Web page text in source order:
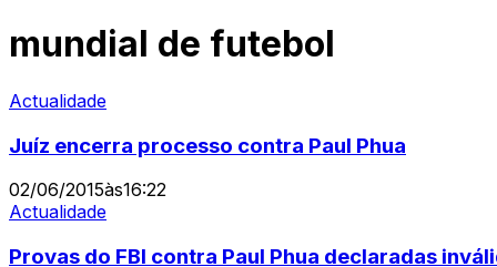
mundial de futebol
Actualidade
Juíz encerra processo contra Paul Phua
02/06/2015às16:22
Actualidade
Provas do FBI contra Paul Phua declaradas